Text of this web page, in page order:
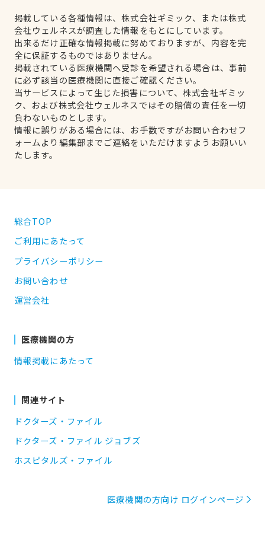
掲載している各種情報は、株式会社ギミック、または株式
会社ウェルネスが調査した情報をもとにしています。
出来るだけ正確な情報掲載に努めておりますが、内容を完
全に保証するものではありません。
掲載されている医療機関へ受診を希望される場合は、事前
に必ず該当の医療機関に直接ご確認ください。
当サービスによって生じた損害について、株式会社ギミッ
ク、および株式会社ウェルネスではその賠償の責任を一切
負わないものとします。
情報に誤りがある場合には、お手数ですがお問い合わせフ
ォームより編集部までご連絡をいただけますようお願いい
たします。
総合TOP
ご利用にあたって
プライバシーポリシー
お問い合わせ
運営会社
医療機関の方
情報掲載にあたって
関連サイト
ドクターズ・ファイル
ドクターズ・ファイル ジョブズ
ホスピタルズ・ファイル
医療機関の方向け ログインページ